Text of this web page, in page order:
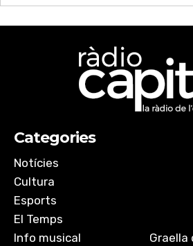
Categories
Notícies
Cultura
Esports
El Temps
Info musical
Graella